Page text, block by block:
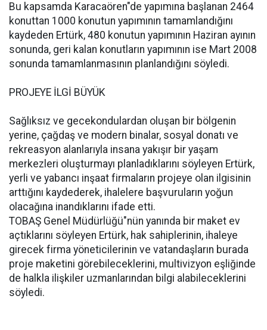
Bu kapsamda Karacaören"de yapımına başlanan 2464
konuttan 1000 konutun yapımının tamamlandığını
kaydeden Ertürk, 480 konutun yapımının Haziran ayının
sonunda, geri kalan konutların yapımının ise Mart 2008
sonunda tamamlanmasının planlandığını söyledi.
PROJEYE İLGİ BÜYÜK
Sağlıksız ve gecekondulardan oluşan bir bölgenin
yerine, çağdaş ve modern binalar, sosyal donatı ve
rekreasyon alanlarıyla insana yakışır bir yaşam
merkezleri oluşturmayı planladıklarını söyleyen Ertürk,
yerli ve yabancı inşaat firmaların projeye olan ilgisinin
arttığını kaydederek, ihalelere başvuruların yoğun
olacağına inandıklarını ifade etti.
TOBAŞ Genel Müdürlüğü"nün yanında bir maket ev
açtıklarını söyleyen Ertürk, hak sahiplerinin, ihaleye
girecek firma yöneticilerinin ve vatandaşların burada
proje maketini görebileceklerini, multivizyon eşliğinde
de halkla ilişkiler uzmanlarından bilgi alabileceklerini
söyledi.